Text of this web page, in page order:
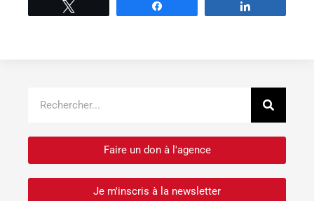
Faire un don à l'agence
Je m'inscris à la newsletter